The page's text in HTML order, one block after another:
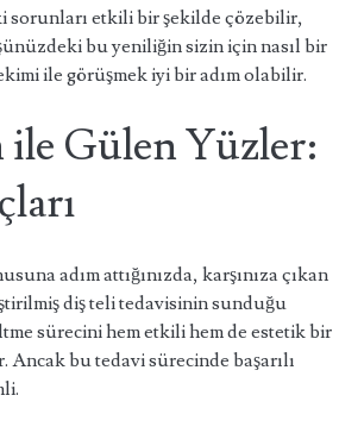
sorunları etkili bir şekilde çözebilir,
bu yeniliğin sizin için nasıl bir
ile görüşmek iyi bir adım olabilir.
ile Gülen Yüzler:
adım attığınızda, karşınıza çıkan
diş teli tedavisinin sunduğu
sürecini hem etkili hem de estetik bir
bu tedavi sürecinde başarılı